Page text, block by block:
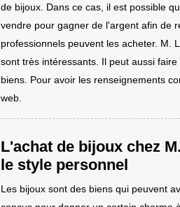
de bijoux. Dans ce cas, il est possible
vendre pour gagner de l'argent afin de
professionnels peuvent les acheter. M.
sont très intéressants. Il peut aussi
biens. Pour avoir les renseignements
web.
L'achat de bijoux chez
le style personnel
Les bijoux sont des biens qui peuvent